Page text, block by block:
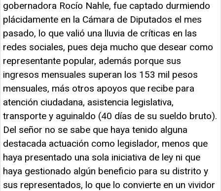
gobernadora Rocío Nahle, fue captado durmiendo
plácidamente en la Cámara de Diputados el mes
pasado, lo que valió una lluvia de críticas en las
redes sociales, pues deja mucho que desear como
representante popular, además porque sus
ingresos mensuales superan los 153 mil pesos
mensuales, más otros apoyos que recibe para
atención ciudadana, asistencia legislativa,
transporte y aguinaldo (40 días de su sueldo bruto).
Del señor no se sabe que haya tenido alguna
destacada actuación como legislador, menos que
haya presentado una sola iniciativa de ley ni que
haya gestionado algún beneficio para su distrito y
sus representados, lo que lo convierte en un vividor